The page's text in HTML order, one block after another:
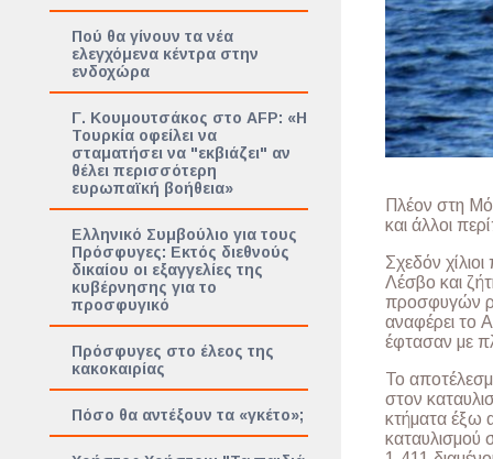
Πού θα γίνουν τα νέα
ελεγχόμενα κέντρα στην
ενδοχώρα
Γ. Κουμουτσάκος στο AFP: «Η
Τουρκία οφείλει να
σταματήσει να "εκβιάζει" αν
θέλει περισσότερη
ευρωπαϊκή βοήθεια»
Ελληνικό Συμβούλιο για τους
Πρόσφυγες: Εκτός διεθνούς
δικαίου οι εξαγγελίες της
κυβέρνησης για το
προσφυγικό
Πρόσφυγες στο έλεος της
κακοκαιρίας
Πόσο θα αντέξουν τα «γκέτο»;
Πλέον στη
και άλλοι
Σχεδόν
Λέσβο και
προσφυγών
αναφέρει το
έφτασαν με
Το
στον
κτήματα έξω
καταυλισμού